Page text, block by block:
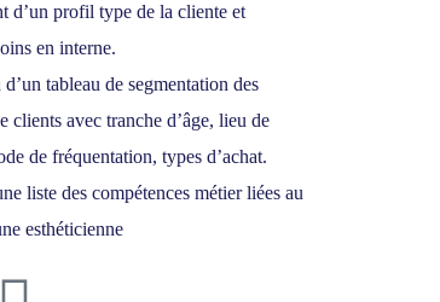
profil type de la cliente et
en interne.
tableau de segmentation des
clients avec tranche d’âge, lieu de
de fréquentation, types d’achat.
liste des compétences métier liées au
esthéticienne